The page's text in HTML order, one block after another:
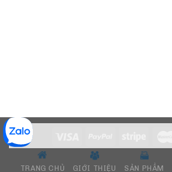
TRANG CHỦ GIỚI THIỆU SẢN PHẨM